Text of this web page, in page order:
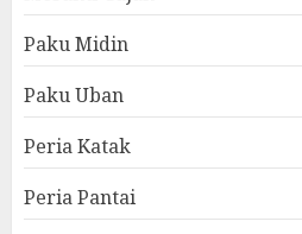
Paku Midin
Paku Uban
Peria Katak
Peria Pantai